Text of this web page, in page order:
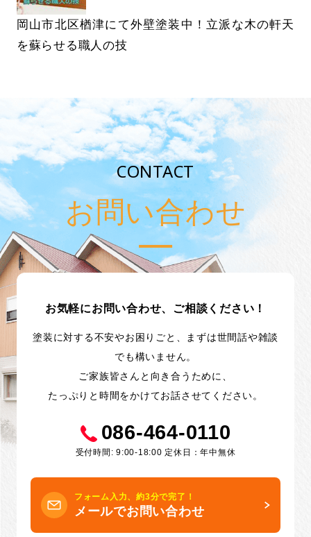
岡山市北区楢津にて外壁塗装中！立派な木の軒天
を蘇らせる職人の技
CONTACT
お問い合わせ
お気軽にお問い合わせ、ご相談ください！
塗装に対する不安やお困りごと、まずは世間話や雑談
でも構いません。
ご家族皆さんと向き合うために、
たっぷりと時間をかけてお話させてください。
086-464-0110
受付時間: 9:00-18:00 定休日：年中無休
フォーム入力、約3分で完了！
メールでお問い合わせ